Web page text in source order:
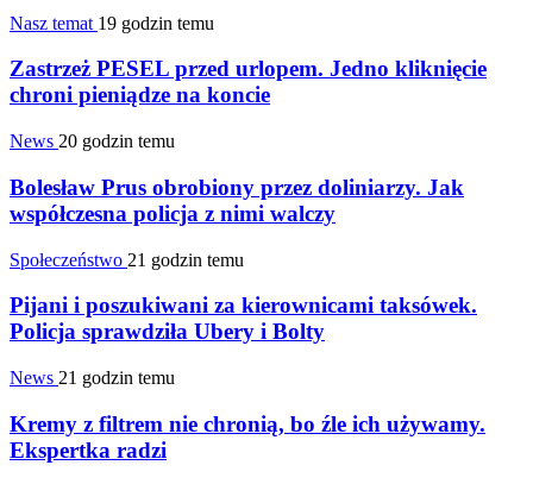
Nasz temat 19 godzin temu
Zastrzeż PESEL przed urlopem. Jedno kliknięcie
chroni pieniądze na koncie
News 20 godzin temu
Bolesław Prus obrobiony przez doliniarzy. Jak
współczesna policja z nimi walczy
Społeczeństwo 21 godzin temu
Pijani i poszukiwani za kierownicami taksówek.
Policja sprawdziła Ubery i Bolty
News 21 godzin temu
Kremy z filtrem nie chronią, bo źle ich używamy.
Ekspertka radzi